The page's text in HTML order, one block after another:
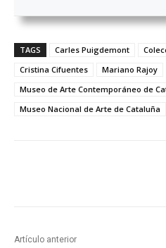
TAGS Carles Puigdemont
Cristina Cifuentes
Mariano Rajoy
Museo de Arte Contemporáneo de
Museo Nacional de Arte de Cataluña
Artículo anterior